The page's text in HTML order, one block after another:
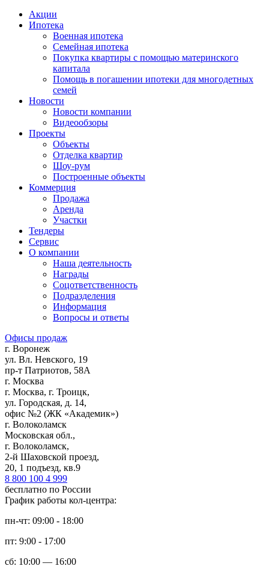
Акции
Ипотека
Военная ипотека
Семейная ипотека
Покупка квартиры с помощью материнского
капитала
Помощь в погашении ипотеки для многодетных
семей
Новости
Новости компании
Видеообзоры
Проекты
Объекты
Отделка квартир
Шоу-рум
Построенные объекты
Коммерция
Продажа
Аренда
Участки
Тендеры
Сервис
О компании
Наша деятельность
Награды
Соцответственность
Подразделения
Информация
Вопросы и ответы
Офисы продаж
г. Воронеж
ул. Вл. Невского, 19
пр-т Патриотов, 58А
г. Москва
г. Москва, г. Троицк,
ул. Городская, д. 14,
офис №2 (ЖК «Академик»)
г. Волоколамск
Московская обл.,
г. Волоколамск,
2-й Шаховской проезд,
20, 1 подъезд, кв.9
8 800 100 4 999
бесплатно по России
График работы кол-центра:
пн-чт: 09:00 - 18:00
пт: 9:00 - 17:00
сб: 10:00 — 16:00